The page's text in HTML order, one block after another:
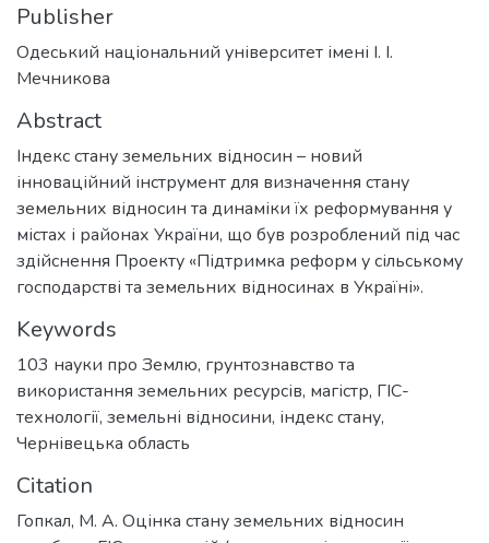
Publisher
Одеський національний університет імені І. І.
Мечникова
Abstract
Індекс стану земельних відносин – новий
інноваційний інструмент для визначення стану
земельних відносин та динаміки їх реформування у
містах і районах України, що був розроблений під час
здійснення Проекту «Підтримка реформ у сільському
господарстві та земельних відносинах в Україні».
Keywords
103 науки про Землю, грунтознавство та
використання земельних ресурсів, магістр, ГІС-
технології, земельні відносини, індекс стану,
Чернівецька область
Citation
Гопкал, М. А. Оцінка стану земельних відносин